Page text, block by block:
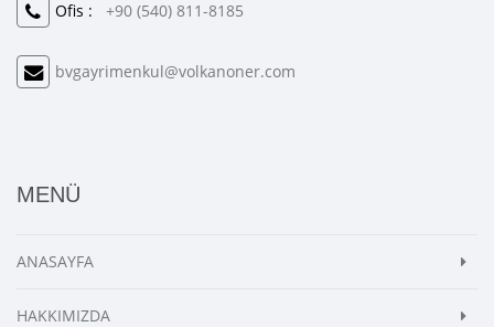
Ofis : +90 (540) 811-8185
bvgayrimenkul@volkanoner.com
MENÜ
ANASAYFA
HAKKIMIZDA